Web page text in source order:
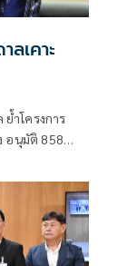
เคาะ
ำโครงการ
อนุมัติ 858